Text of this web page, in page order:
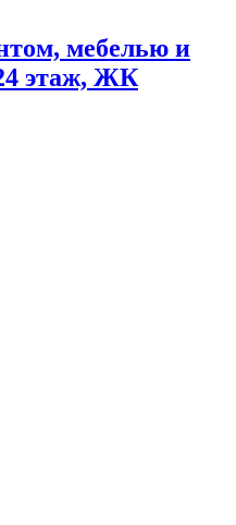
мебелью и
этаж, ЖК